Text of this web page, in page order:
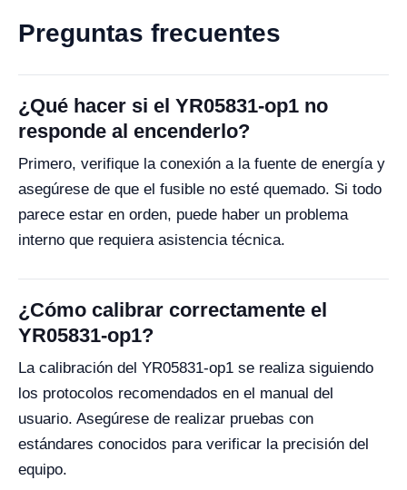
Preguntas frecuentes
¿Qué hacer si el YR05831-op1 no
responde al encenderlo?
Primero, verifique la conexión a la fuente de energía y
asegúrese de que el fusible no esté quemado. Si todo
parece estar en orden, puede haber un problema
interno que requiera asistencia técnica.
¿Cómo calibrar correctamente el
YR05831-op1?
La calibración del YR05831-op1 se realiza siguiendo
los protocolos recomendados en el manual del
usuario. Asegúrese de realizar pruebas con
estándares conocidos para verificar la precisión del
equipo.